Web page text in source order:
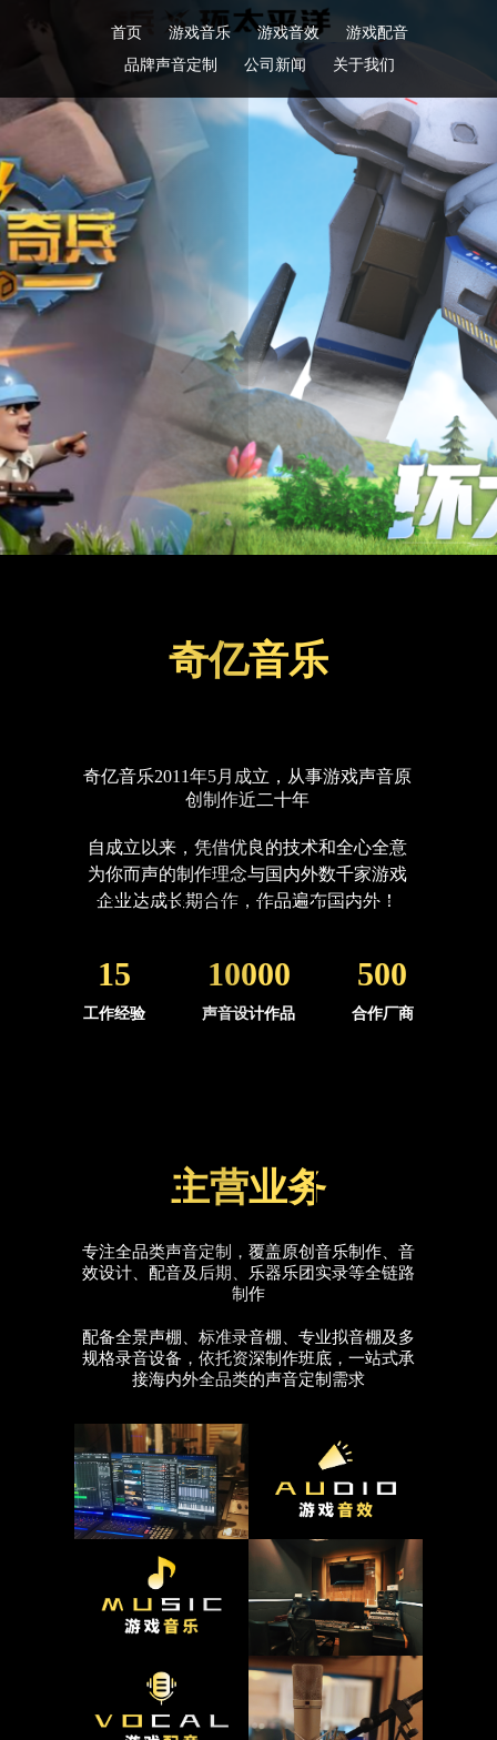
首页 游戏音乐 游戏音效
游戏配音
品牌声音定制
公司新闻 关于我们
奇亿音乐
奇亿音乐2011年5月成立，从事游戏声音原
创制作近二十年
自成立以来，凭借优良的技术和全心全意
为你而声的制作理念与国内外数千家游戏
企业达成长期合作，作品遍布国内外！
15
工作经验
10000
声音设计作品
500
合作厂商
主营业务
专注全品类声音定制，覆盖原创音乐制作、音
效设计、配音及后期、乐器乐团实录等全链路
制作
配备全景声棚、标准录音棚、专业拟音棚及多
规格录音设备，依托资深制作班底，一站式承
接海内外全品类的声音定制需求